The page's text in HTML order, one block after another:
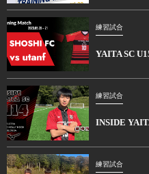
練習試合
YAITA SC
練習試合
INSIDE
練習試合